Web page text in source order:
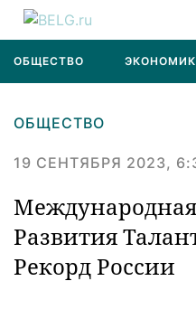
ОБЩЕСТВО
ОБЩЕСТВО
19 СЕНТЯБРЯ 2023,
Развития
Рекорд России